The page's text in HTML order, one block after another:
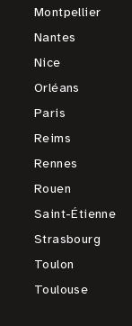
Montpellier
Nantes
Nice
Orléans
Paris
Reims
Rennes
Rouen
Saint-Étienne
Strasbourg
Toulon
Toulouse